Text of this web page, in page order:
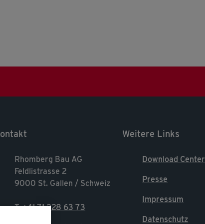
Rhomberg Bau AG
Feldlistrasse 2
9000 St. Gallen / Schweiz
T. +41 71 228 63 73
Weitere Links
Download Center
Presse
Impressum
Datenschutz